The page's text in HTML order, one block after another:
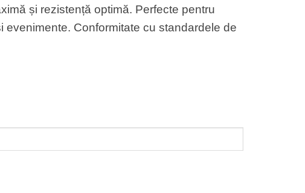
și rezistență optimă. Perfecte pentru
evenimente. Conformitate cu standardele de